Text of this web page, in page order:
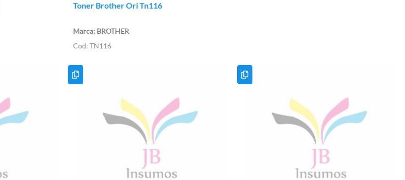
Toner Brother Ori Tn116
BROTHER
TN116